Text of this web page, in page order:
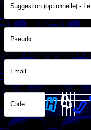
Suggestion (optionnelle) -
Pseudo
Email
Code